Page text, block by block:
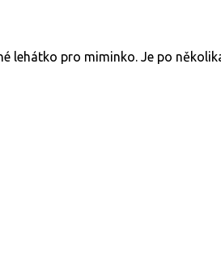
lehátko pro miminko. Je po